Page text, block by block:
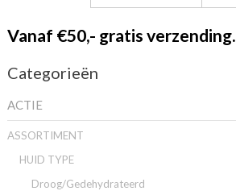
naar:
Vanaf €50,- gratis verzending.
Categorieën
ACTIE
ASSORTIMENT
HUID TYPE
Droog/Gedehydrateerd